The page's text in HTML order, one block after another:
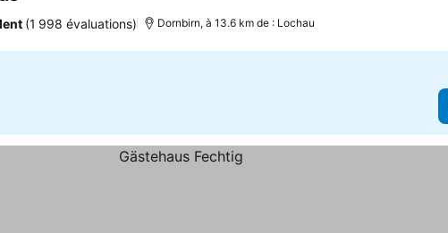
(1 998 évaluations) Dornbirn, à 13.6 km de : Lochau